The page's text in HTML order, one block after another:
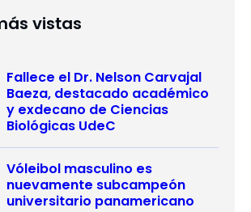
vistas
Fallece el Dr. Nelson Carvajal
Baeza, destacado académico
y exdecano de Ciencias
Biológicas UdeC
Vóleibol masculino es
nuevamente subcampeón
universitario panamericano